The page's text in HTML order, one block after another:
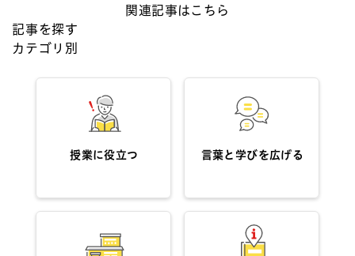
関連記事はこちら
記事を探す
カテゴリ別
授業に役立つ 言葉と学びを広げる